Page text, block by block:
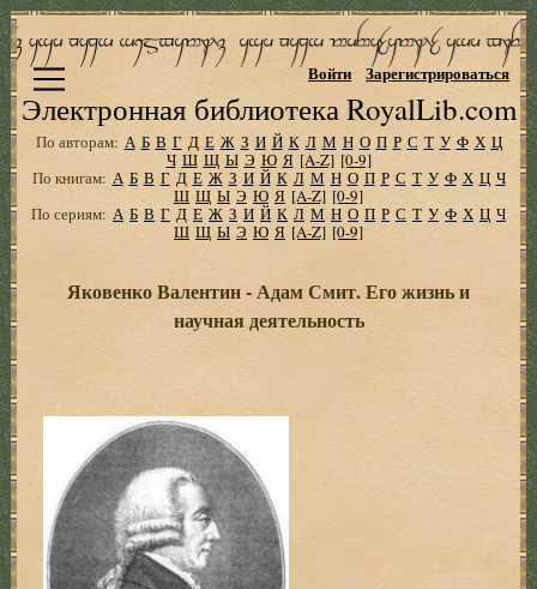
Электронная библиотека RoyalLib.com
Войти Зарегистрироваться
По авторам: А Б В Г Д Е Ж З И Й К Л М Н О П Р С Т У Ф Х Ц
Ч Ш Щ Ы Э Ю Я [A-Z] [0-9]
По книгам: А Б В Г Д Е Ж З И Й К Л М Н О П Р С Т У Ф Х Ц Ч
Ш Щ Ы Э Ю Я [A-Z] [0-9]
По сериям: А Б В Г Д Е Ж З И Й К Л М Н О П Р С Т У Ф Х Ц Ч
Ш Щ Ы Э Ю Я [A-Z] [0-9]
Яковенко Валентин - Адам Смит. Его жизнь и
научная деятельность